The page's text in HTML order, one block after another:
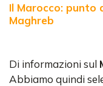
Il Marocco: punto
Maghreb
Di informazioni sul
Abbiamo quindi